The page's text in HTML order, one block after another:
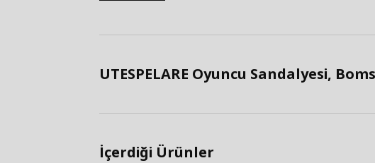
UTESPELARE Oyuncu Sandalyesi,
İçerdiği Ürünler